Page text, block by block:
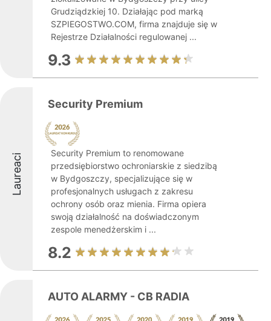
Grudziądzkiej 10. Działając pod marką
SZPIEGOSTWO.COM, firma znajduje się w
Rejestrze Działalności regulowanej ...
9.3
Laureaci
Security Premium
Security Premium to renomowane
przedsiębiorstwo ochroniarskie z siedzibą
w Bydgoszczy, specjalizujące się w
profesjonalnych usługach z zakresu
ochrony osób oraz mienia. Firma opiera
swoją działalność na doświadczonym
zespole menedżerskim i ...
8.2
AUTO ALARMY - CB RADIA